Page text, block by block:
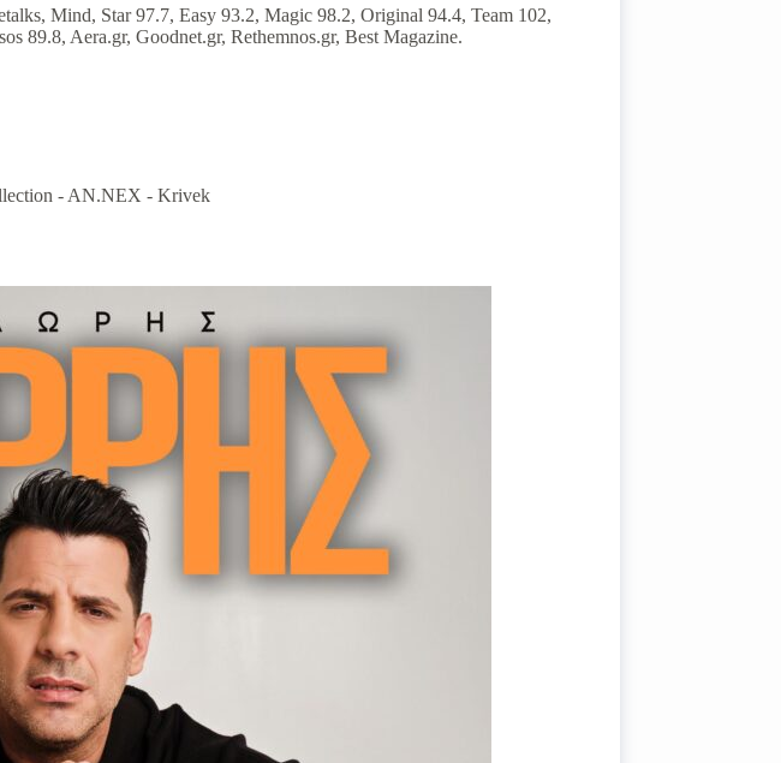
Mind, Star 97.7, Easy 93.2, Magic 98.2, Original 94.4, Team 102,
89.8, Aera.gr, Goodnet.gr, Rethemnos.gr, Best Magazine.
- AN.NEX - Krivek